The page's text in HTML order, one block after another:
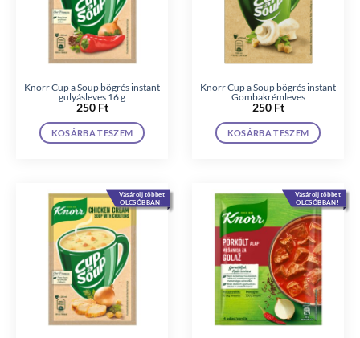
Knorr Cup a Soup bögrés instant
gulyásleves 16 g
250 Ft
KOSÁRBA TESZEM
Knorr Cup a Soup bögrés instant
Gombakrémleves
250 Ft
KOSÁRBA TESZEM
Vásárolj többet
OLCSÓBBAN!
Vásárolj többet
OLCSÓBBAN!